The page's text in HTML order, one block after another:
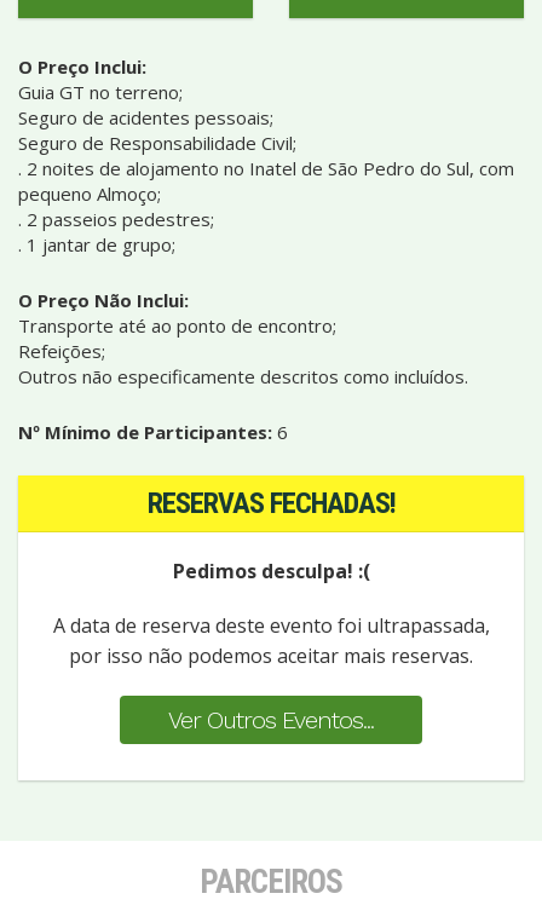
O Preço Inclui:
Guia GT no terreno;
Seguro de acidentes pessoais;
Seguro de Responsabilidade Civil;
. 2 noites de alojamento no Inatel de São Pedro do Sul, com
pequeno Almoço;
. 2 passeios pedestres;
. 1 jantar de grupo;
O Preço Não Inclui:
Transporte até ao ponto de encontro;
Refeições;
Outros não especificamente descritos como incluídos.
Nº Mínimo de Participantes: 6
RESERVAS FECHADAS!
Pedimos desculpa! :(
A data de reserva deste evento foi ultrapassada,
por isso não podemos aceitar mais reservas.
Ver Outros Eventos...
PARCEIROS